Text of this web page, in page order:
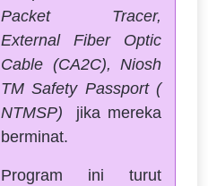
Packet Tracer,
External Fiber Optic
Cable (CA2C), Niosh
TM Safety Passport (
NTMSP) jika mereka
berminat.
Program ini turut